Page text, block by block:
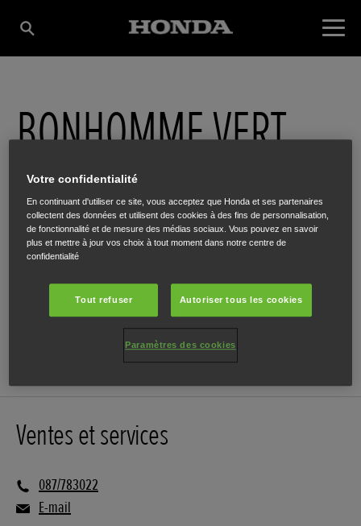
BONHOMME VERT
SPRL
Chaussée de Verviers 124/1,Theux,4910
Ventes et services
087/783022
E-mail
Votre confidentialité
En continuant d'utiliser ce site, vous acceptez que Honda et ses partenaires
collectent des données et utilisent des cookies à des fins de personnalisation,
de fonctionnalité et de mesure des médias sociaux. Vous pouvez en savoir
plus et mettre à jour vos choix à tout moment dans notre centre de
confidentialité
Tout refuser Autoriser tous les cookies
Paramètres des cookies